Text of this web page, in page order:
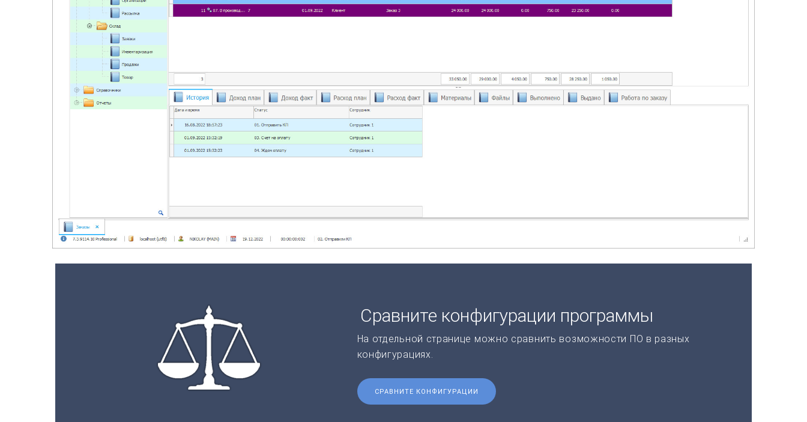
Сравните конфигурации программы
На отдельной странице можно сравнить возможности ПО в разных
конфигурациях.
СРАВНИТЕ КОНФИГУРАЦИИ